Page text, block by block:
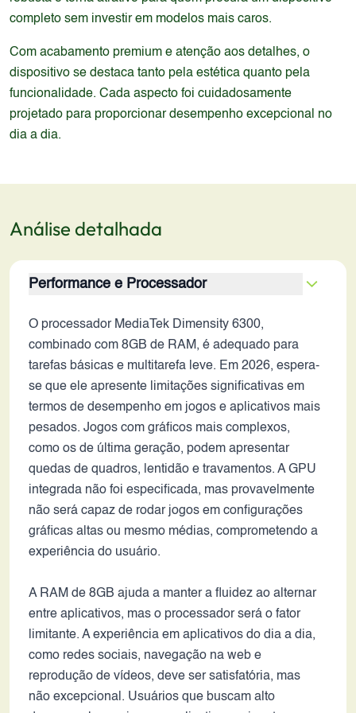
completo sem investir em modelos mais caros.
Com acabamento premium e atenção aos detalhes, o
dispositivo se destaca tanto pela estética quanto pela
funcionalidade. Cada aspecto foi cuidadosamente
projetado para proporcionar desempenho excepcional no
dia a dia.
Análise detalhada
Performance e Processador
O processador MediaTek Dimensity 6300,
combinado com 8GB de RAM, é adequado para
tarefas básicas e multitarefa leve. Em 2026, espera-
se que ele apresente limitações significativas em
termos de desempenho em jogos e aplicativos mais
pesados. Jogos com gráficos mais complexos,
como os de última geração, podem apresentar
quedas de quadros, lentidão e travamentos. A GPU
integrada não foi especificada, mas provavelmente
não será capaz de rodar jogos em configurações
gráficas altas ou mesmo médias, comprometendo a
experiência do usuário.
A RAM de 8GB ajuda a manter a fluidez ao alternar
entre aplicativos, mas o processador será o fator
limitante. A experiência em aplicativos do dia a dia,
como redes sociais, navegação na web e
reprodução de vídeos, deve ser satisfatória, mas
não excepcional. Usuários que buscam alto